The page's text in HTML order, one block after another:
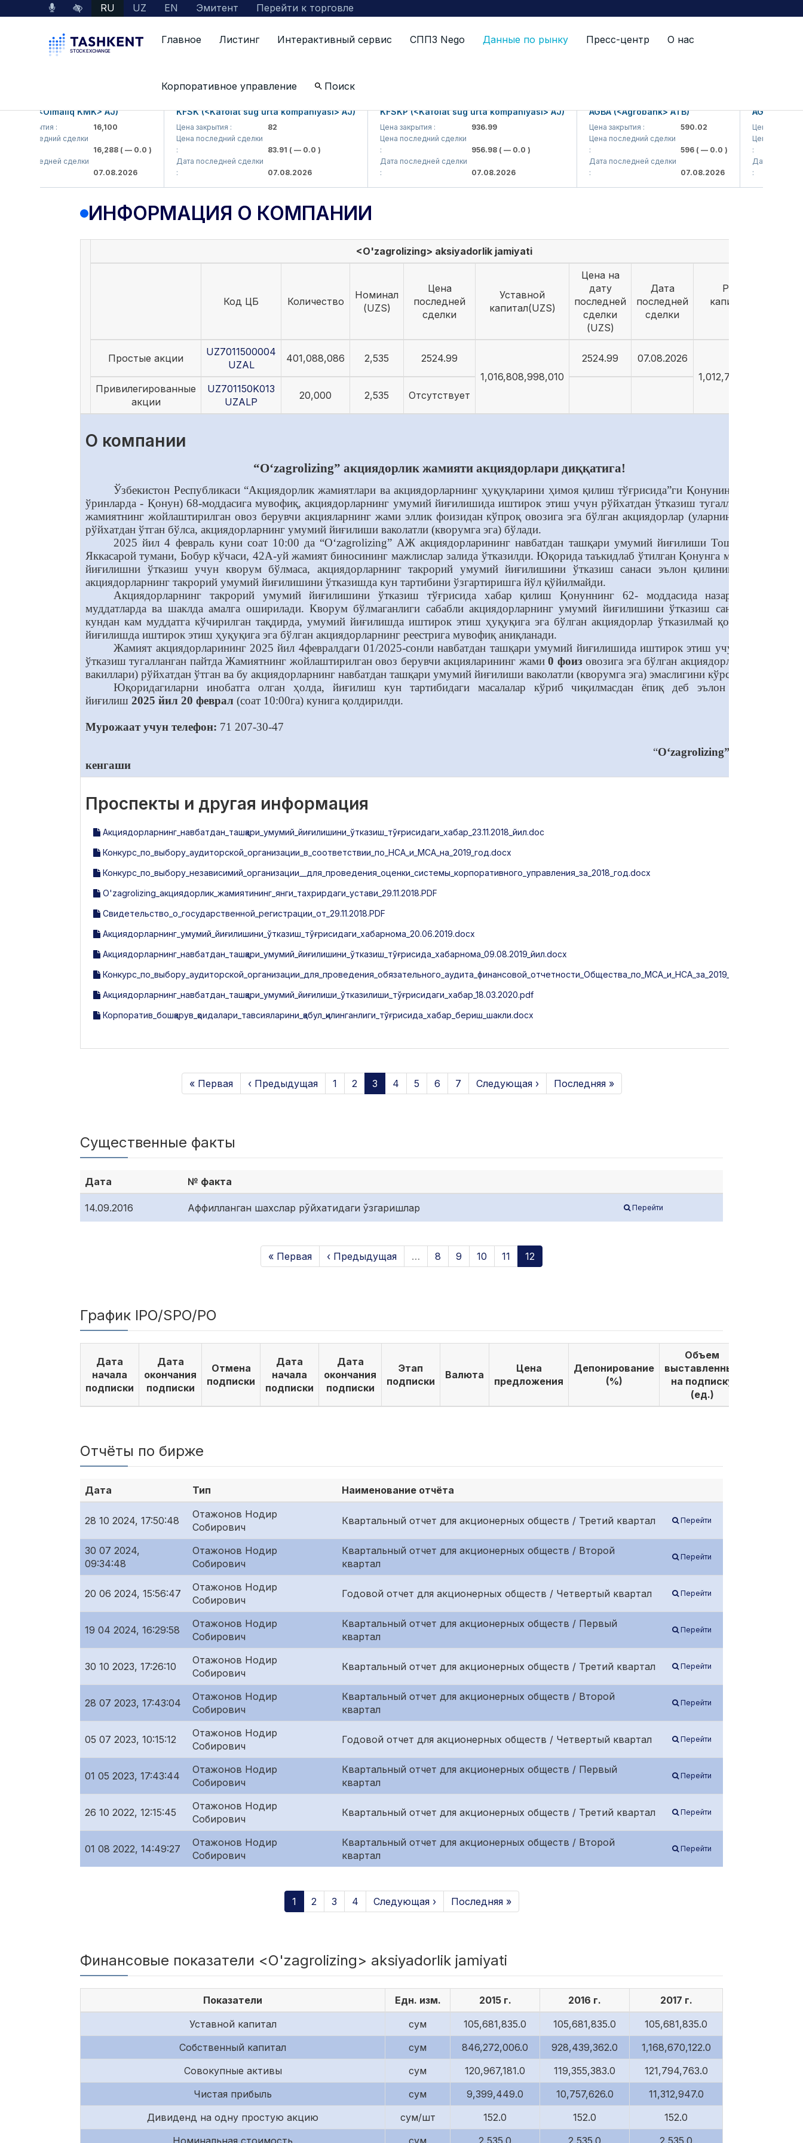
RU UZ EN Эмитент Перейти к торговле
Главное Листинг Интерактивный сервис СППЗ Nego Данные по рынку Пресс-центр О нас
Корпоративное управление Поиск
Информация о компании
(<Olmaliq KMK> AJ)
закрытия :
16,100
последний сделки
16,288( — 0.0 )
последней сделки
07.08.2026
KFSK (<Kafolat sug'urta kompaniyasi> AJ)
Цена закрытия :
Цена последний сделки
83.91( — 0.0 )
Дата последней сделки
07.08.2026
KFSKP (<Kafolat sug'urta kompaniyasi> AJ)
Цена закрытия :
936.99
Цена последний сделки
956.98( — 0.0 )
Дата последней сделки
07.08.2026
AGBA (<Agrobank> ATB)
Цена закрытия :
590.02
Цена последний сделки
596( — 0.0 )
Дата последней сделки
07.08.2026
AGBAP
Цена закрытия :
Цена последний
Дата последней
ИНФОРМАЦИЯ О КОМПАНИИ
<O'zagrolizing> aksiyadorlik jamiyati
Код ЦБ Количество
Номинал
(UZS)
Цена
последней
сделки
Уставной
капитал(UZS)
Цена на
дату
последней
сделки
(UZS)
Дата
последней
сделки
Рыночная
капитализация
Простые акции
UZ7011500004
UZAL
401,088,086 2,535
2524.99
1,016,808,998,010
2524.99
07.08.2026
1,012,794,106,269.14
Привилегированные
акции
UZ701150K013
UZALP
20,000 2,535 Отсутствует
О компании
“O‘zagrolizing” акциядорлик жамияти акциядорлари диққатига!
Ўзбекистон Республикаси “Акциядорлик жамиятлари ва акциядорларнинг ҳуқуқларини ҳимоя қилиш тўғрисида”ги Қонунининг (кейинги
ўринларда - Қонун) 68-моддасига мувофиқ, акциядорларнинг умумий йиғилишида иштирок этиш учун рўйхатдан ўтказиш тугалланган пайтда
жамиятнинг жойлаштирилган овоз берувчи акцияларнинг жами эллик фоизидан кўпроқ овозига эга бўлган акциядорлар (уларнинг вакиллари)
рўйхатдан ўтган бўлса, акциядорларнинг умумий йиғилиши ваколатли (кворумга эга) бўлади.
2025 йил 4 февраль куни соат 10:00 да “O‘zagrolizing” АЖ акциядорларининг навбатдан ташқари умумий йиғилиши Тошкент шаҳри,
Яккасарой тумани, Бобур кўчаси, 42А-уй жамият биносининг мажлислар залида ўтказилди. Юқорида таъкидлаб ўтилган Қонунга мувофиқ, агар
йиғилишни ўтказиш учун кворум бўлмаса, акциядорларнинг такрорий умумий йиғилишини ўтказиш санаси эълон қилинишини, бунда
акциядорларнинг такрорий умумий йиғилишини ўтказишда кун тартибини ўзгартиришга йўл қўйилмайди.
Акциядорларнинг такрорий умумий йиғилишини ўтказиш тўғрисида хабар қилиш Қонуннинг 62- моддасида назарда тутилган
муддатларда ва шаклда амалга оширилади. Кворум бўлмаганлиги сабабли акциядорларнинг умумий йиғилишини ўтказиш санаси йигирма
кундан кам муддатга кўчирилган тақдирда, умумий йиғилишда иштирок этиш ҳуқуқига эга бўлган акциядорлар ўтказилмай қолган умумий
йиғилишда иштирок этиш ҳуқуқига эга бўлган акциядорларнинг реестрига мувофиқ аниқланади.
Жамият акциядорларининг 2025 йил 4февралдаги 01/2025-сонли навбатдан ташқари умумий йиғилишида иштирок этиш учун рўйхатдан
ўтказиш тугалланган пайтда Жамиятнинг жойлаштирилган овоз берувчи акцияларининг жами0 фоизовозига эга бўлган акциядорлар (уларнинг
вакиллари) рўйхатдан ўтган ва бу акциядорларнинг навбатдан ташқари умумий йиғилиши ваколатли (кворумга эга) эмаслигини кўрсатади.
Юқоридагиларни инобатга олган ҳолда, йиғилиш кун тартибидаги масалалар кўриб чиқилмасдан ёпиқ деб эълон қилинди ва
йиғилиш 2025 йил 20 феврал (соат 10:00га) кунига қолдирилди.
Мурожаат учун телефон: 71 207-30-47
“O‘zagrolizing” AJ Кузатув
кенгаши
Проспекты и другая информация
Акциядорларнинг_навбатдан_ташқари_умумий_йиғилишини_ўтказиш_тўғрисидаги_хабар_23.11.2018_йил.doc
Конкурс_по_выбору_аудиторской_организации_в_соответствии_по_НСА_и_МСА_на_2019_год.docx
Конкурс_по_выбору_независимий_организации__для_проведения_оценки_системы_корпоративного_управления_за_2018_год.docx
O'zagrolizing_акциядорлик_жамиятининг_янги_тахрирдаги_устави_29.11.2018.PDF
Свидетельство_о_государственной_регистрации_от_29.11.2018.PDF
Акциядорларнинг_умумий_йиғилишини_ўтказиш_тўғрисидаги_хабарнома_20.06.2019.docx
Акциядорларнинг_навбатдан_ташқари_умумий_йиғилишини_ўтказиш_тўғрисида_хабарнома_09.08.2019_йил.docx
Конкурс_по_выбору_аудиторской_организации_для_проведения_обязательного_аудита_финансовой_отчетности_Общества_по_МСА_и_НСА_за_2019_год..docx
Акциядорларнинг_навбатдан_ташқари_умумий_йиғилиши_ўтказилиши_тўғрисидаги_хабар_18.03.2020.pdf
Корпоратив_бошқарув_қоидалари_тавсияларини_қабул_қилинганлиги_тўғрисида_хабар_бериш_шакли.docx
« Первая ‹ Предыдущая 1 2 3 4 5 6 7 Следующая › Последняя »
Существенные факты
Дата № факта
14.09.2016 Аффилланган шахслар рўйхатидаги ўзгаришлар Перейти
« Первая ‹ Предыдущая … 8 9 10 11 12
График IPO/SPO/PO
Дата
начала
подписки
Дата
окончания
подписки
Отмена
подписки
Дата
начала
подписки
Дата
окончания
подписки
Этап
подписки
Валюта
Цена
предложения
Депонирование
(%)
Объем
выставленных
на подписку
(ед.)
Отчёты по бирже
Дата Тип Наименование отчёта
28 10 2024, 17:50:48
Отажонов Нодир
Собирович
Квартальный отчет для акционерных обществ / Третий квартал Перейти
30 07 2024,
09:34:48
Отажонов Нодир
Собирович
Квартальный отчет для акционерных обществ / Второй
квартал
Перейти
20 06 2024, 15:56:47
Отажонов Нодир
Собирович
Годовой отчет для акционерных обществ / Четвертый квартал Перейти
19 04 2024, 16:29:58
Отажонов Нодир
Собирович
Квартальный отчет для акционерных обществ / Первый
квартал
Перейти
30 10 2023, 17:26:10
Отажонов Нодир
Собирович
Квартальный отчет для акционерных обществ / Третий квартал Перейти
28 07 2023, 17:43:04
Отажонов Нодир
Собирович
Квартальный отчет для акционерных обществ / Второй
квартал
Перейти
05 07 2023, 10:15:12
Отажонов Нодир
Собирович
Годовой отчет для акционерных обществ / Четвертый квартал Перейти
01 05 2023, 17:43:44
Отажонов Нодир
Собирович
Квартальный отчет для акционерных обществ / Первый
квартал
Перейти
26 10 2022, 12:15:45
Отажонов Нодир
Собирович
Квартальный отчет для акционерных обществ / Третий квартал Перейти
01 08 2022, 14:49:27
Отажонов Нодир
Собирович
Квартальный отчет для акционерных обществ / Второй
квартал
Перейти
1 2 3 4 Следующая › Последняя »
Финансовые показатели <O'zagrolizing> aksiyadorlik jamiyati
Показатели Едн. изм. 2015 г. 2016 г.
2017 г.
Уставной капитал
сум 105,681,835.0 105,681,835.0
105,681,835.0
Собственный капитал
сум 846,272,006.0 928,439,362.0
1,168,670,122.0
Совокупные активы
сум 120,967,181.0 119,355,383.0
121,794,763.0
Чистая прибыль
сум 9,399,449.0 10,757,626.0
11,312,947.0
Дивиденд на одну простую акцию
сум/шт 152.0 152.0
152.0
Номинальная стоимость
сум 2,535.0 2,535.0 2,535.0